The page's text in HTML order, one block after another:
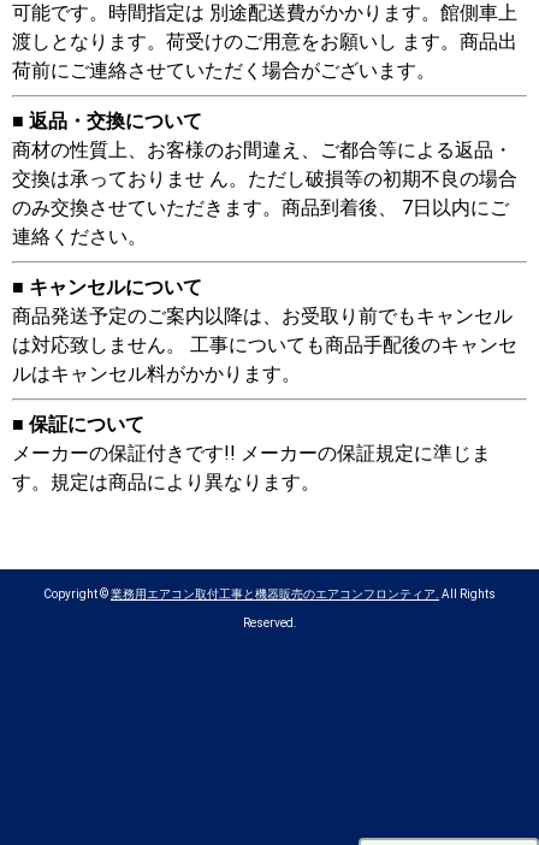
可能です。時間指定は 別途配送費がかかります。館側車上
渡しとなります。荷受けのご用意をお願いし ます。商品出
荷前にご連絡させていただく場合がございます。
■ 返品・交換について
商材の性質上、お客様のお間違え、ご都合等による返品・
交換は承っておりませ ん。ただし破損等の初期不良の場合
のみ交換させていただきます。商品到着後、 7日以内にご
連絡ください。
■ キャンセルについて
商品発送予定のご案内以降は、お受取り前でもキャンセル
は対応致しません。 工事についても商品手配後のキャンセ
ルはキャンセル料がかかります。
■ 保証について
メーカーの保証付きです!! メーカーの保証規定に準じま
す。規定は商品により異なります。
Copyright ©業務用エアコン取付工事と機器販売のエアコンフロンティア. All Rights
Reserved.